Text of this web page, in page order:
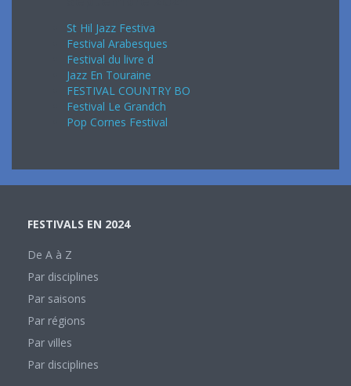
St Hil Jazz Festiva
Festival Arabesques
Festival du livre d
Jazz En Touraine
FESTIVAL COUNTRY BO
Festival Le Grandch
Pop Cornes Festival
FESTIVALS EN 2024
De A à Z
Par disciplines
Par saisons
Par régions
Par villes
Par disciplines